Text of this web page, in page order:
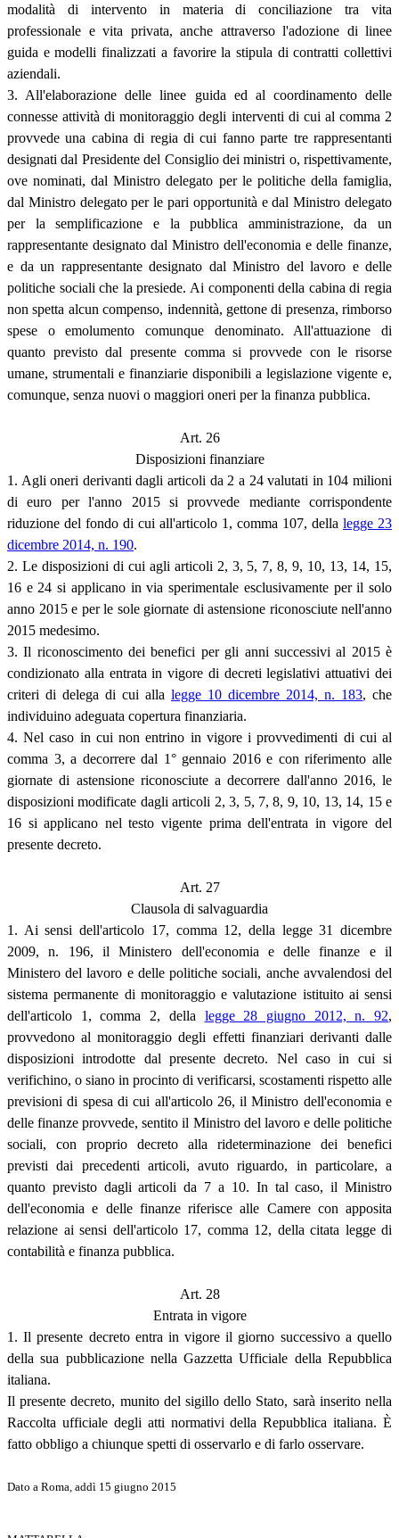
modalità di intervento in materia di conciliazione tra vita
professionale e vita privata, anche attraverso l'adozione di linee
guida e modelli finalizzati a favorire la stipula di contratti collettivi
aziendali.
3. All'elaborazione delle linee guida ed al coordinamento delle
connesse attività di monitoraggio degli interventi di cui al comma 2
provvede una cabina di regia di cui fanno parte tre rappresentanti
designati dal Presidente del Consiglio dei ministri o, rispettivamente,
ove nominati, dal Ministro delegato per le politiche della famiglia,
dal Ministro delegato per le pari opportunità e dal Ministro delegato
per la semplificazione e la pubblica amministrazione, da un
rappresentante designato dal Ministro dell'economia e delle finanze,
e da un rappresentante designato dal Ministro del lavoro e delle
politiche sociali che la presiede. Ai componenti della cabina di regia
non spetta alcun compenso, indennità, gettone di presenza, rimborso
spese o emolumento comunque denominato. All'attuazione di
quanto previsto dal presente comma si provvede con le risorse
umane, strumentali e finanziarie disponibili a legislazione vigente e,
comunque, senza nuovi o maggiori oneri per la finanza pubblica.
Art. 26
Disposizioni finanziare
1. Agli oneri derivanti dagli articoli da 2 a 24 valutati in 104 milioni
di euro per l'anno 2015 si provvede mediante corrispondente
riduzione del fondo di cui all'articolo 1, comma 107, della legge 23
dicembre 2014, n. 190.
2. Le disposizioni di cui agli articoli 2, 3, 5, 7, 8, 9, 10, 13, 14, 15,
16 e 24 si applicano in via sperimentale esclusivamente per il solo
anno 2015 e per le sole giornate di astensione riconosciute nell'anno
2015 medesimo.
3. Il riconoscimento dei benefici per gli anni successivi al 2015 è
condizionato alla entrata in vigore di decreti legislativi attuativi dei
criteri di delega di cui alla legge 10 dicembre 2014, n. 183, che
individuino adeguata copertura finanziaria.
4. Nel caso in cui non entrino in vigore i provvedimenti di cui al
comma 3, a decorrere dal 1° gennaio 2016 e con riferimento alle
giornate di astensione riconosciute a decorrere dall'anno 2016, le
disposizioni modificate dagli articoli 2, 3, 5, 7, 8, 9, 10, 13, 14, 15 e
16 si applicano nel testo vigente prima dell'entrata in vigore del
presente decreto.
Art. 27
Clausola di salvaguardia
1. Ai sensi dell'articolo 17, comma 12, della legge 31 dicembre
2009, n. 196, il Ministero dell'economia e delle finanze e il
Ministero del lavoro e delle politiche sociali, anche avvalendosi del
sistema permanente di monitoraggio e valutazione istituito ai sensi
dell'articolo 1, comma 2, della legge 28 giugno 2012, n. 92,
provvedono al monitoraggio degli effetti finanziari derivanti dalle
disposizioni introdotte dal presente decreto. Nel caso in cui si
verifichino, o siano in procinto di verificarsi, scostamenti rispetto alle
previsioni di spesa di cui all'articolo 26, il Ministro dell'economia e
delle finanze provvede, sentito il Ministro del lavoro e delle politiche
sociali, con proprio decreto alla rideterminazione dei benefici
previsti dai precedenti articoli, avuto riguardo, in particolare, a
quanto previsto dagli articoli da 7 a 10. In tal caso, il Ministro
dell'economia e delle finanze riferisce alle Camere con apposita
relazione ai sensi dell'articolo 17, comma 12, della citata legge di
contabilità e finanza pubblica.
Art. 28
Entrata in vigore
1. Il presente decreto entra in vigore il giorno successivo a quello
della sua pubblicazione nella Gazzetta Ufficiale della Repubblica
italiana.
Il presente decreto, munito del sigillo dello Stato, sarà inserito nella
Raccolta ufficiale degli atti normativi della Repubblica italiana. È
fatto obbligo a chiunque spetti di osservarlo e di farlo osservare.
Dato a Roma, addì 15 giugno 2015